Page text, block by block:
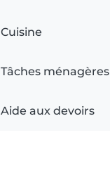
Cuisine
Tâches ménagères
Aide aux devoirs